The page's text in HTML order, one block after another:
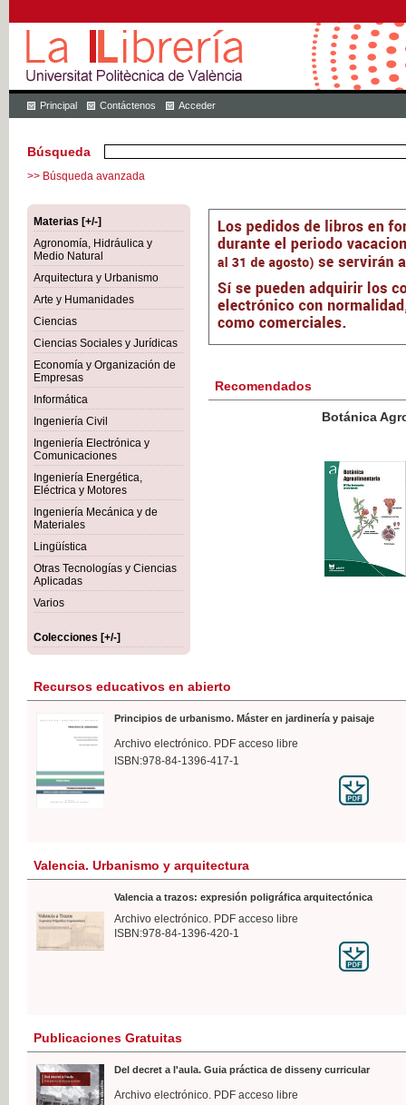
Principal Contáctenos Acceder
Búsqueda
>> Búsqueda avanzada
Materias [+/-]
Agronomía, Hidráulica y
Medio Natural
Arquitectura y Urbanismo
Arte y Humanidades
Ciencias
Ciencias Sociales y Jurídicas
Economía y Organización de
Empresas
Informática
Ingeniería Civil
Ingeniería Electrónica y
Comunicaciones
Ingeniería Energética,
Eléctrica y Motores
Ingeniería Mecánica y de
Materiales
Lingüística
Otras Tecnologías y Ciencias
Aplicadas
Varios
Colecciones [+/-]
Recomendados
Botánica Agroalimentaria
IVA
Recursos educativos en abierto
Principios de urbanismo. Máster en jardinería y paisaje
Archivo electrónico. PDF acceso libre
ISBN:978-84-1396-417-1
Valencia. Urbanismo y arquitectura
Valencia a trazos: expresión poligráfica arquitectónica
Archivo electrónico. PDF acceso libre
ISBN:978-84-1396-420-1
Publicaciones Gratuitas
Del decret a l'aula. Guia práctica de disseny curricular
Archivo electrónico. PDF acceso libre